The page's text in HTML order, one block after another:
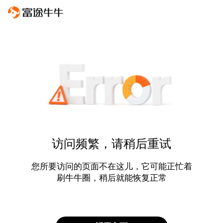
访问频繁，请稍后重试
您所要访问的页面不在这儿，它可能正忙着
刷牛牛圈，稍后就能恢复正常